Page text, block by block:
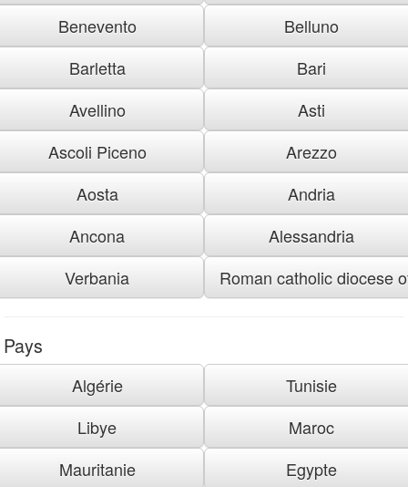
Benevento
Belluno
Barletta
Bari
Avellino
Asti
Ascoli Piceno
Arezzo
Aosta
Andria
Ancona
Alessandria
Verbania
Roman catholic diocese
Pays
Algérie
Tunisie
Libye
Maroc
Mauritanie
Egypte